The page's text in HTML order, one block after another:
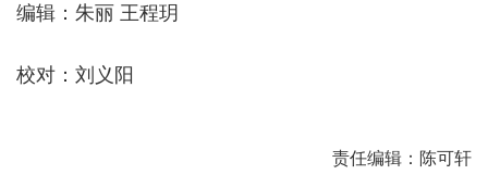
编辑：朱丽 王程玥
校对：刘义阳
责任编辑：陈可轩